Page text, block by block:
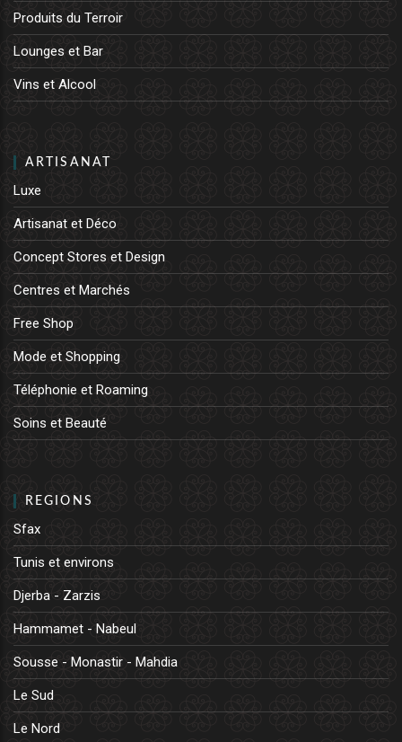
Produits du Terroir
Lounges et Bar
Vins et Alcool
ARTISANAT
Luxe
Artisanat et Déco
Concept Stores et Design
Centres et Marchés
Free Shop
Mode et Shopping
Téléphonie et Roaming
Soins et Beauté
REGIONS
Sfax
Tunis et environs
Djerba - Zarzis
Hammamet - Nabeul
Sousse - Monastir - Mahdia
Le Sud
Le Nord